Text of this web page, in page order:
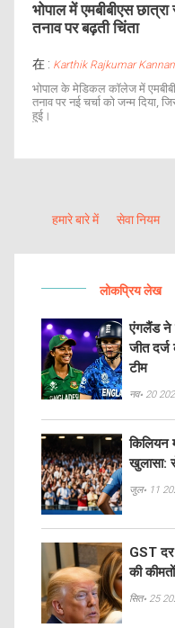
भोपाल में एमबीबीएस
तनाव पर बढ़ती चिंता
在 : Karthik Rajkumar Kannan
भोपाल के मेडिकल कॉलेज में
तनाव पर नई चर्चा को जन्म दिया,
हुई।
हमारे बारे में सेवा नियम
लोकप्रिय लेख
एंगलैंड ने
जीत
टीम
नव॰ 20
किलियन
खुलासा:
जुल॰ 11
GST
की
सित॰ 25